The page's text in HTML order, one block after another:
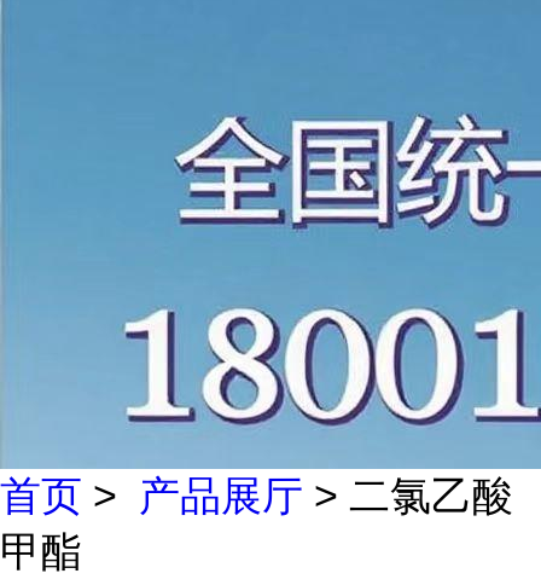
首页 > 产品展厅 > 二氯乙酸
甲酯